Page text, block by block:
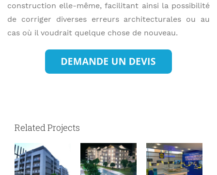
construction elle-même, facilitant ainsi la possibilité
de corriger diverses erreurs architecturales ou au
cas où il voudrait quelque chose de nouveau.
Related Projects